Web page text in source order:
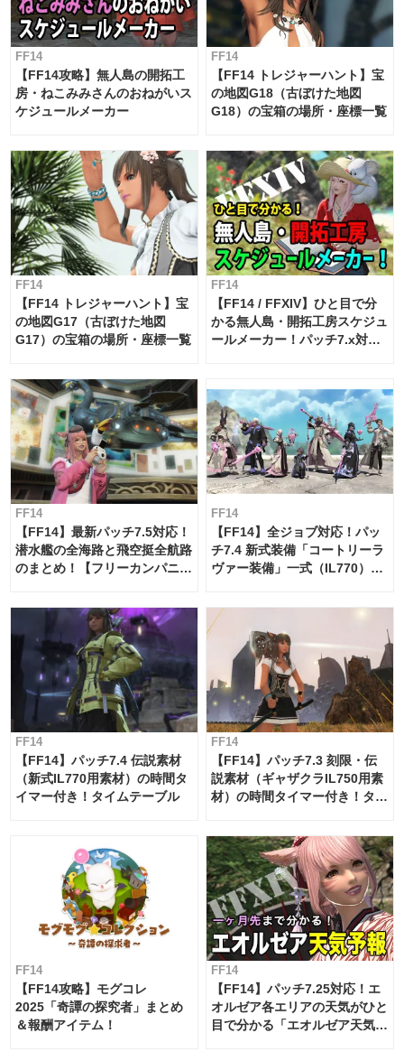
FF14
【FF14攻略】無人島の開拓工
房・ねこみみさんのおねがいス
ケジュールメーカー
FF14
【FF14 トレジャーハント】宝
の地図G18（古ぼけた地図
G18）の宝箱の場所・座標一覧
FF14
【FF14 トレジャーハント】宝
の地図G17（古ぼけた地図
G17）の宝箱の場所・座標一覧
FF14
【FF14 / FFXIV】ひと目で分
かる無人島・開拓工房スケジュ
ールメーカー！パッチ7.x対応
FF14
【FF14】最新パッチ7.5対応！
潜水艦の全海路と飛空挺全航路
のまとめ！【フリーカンパニ
FF14
【FF14】全ジョブ対応！パッ
チ7.4 新式装備「コートリーラ
ヴァー装備」一式（IL770）の
FF14
【FF14】パッチ7.4 伝説素材
（新式IL770用素材）の時間タ
イマー付き！タイムテーブル
FF14
【FF14】パッチ7.3 刻限・伝
説素材（ギャザクラIL750用素
材）の時間タイマー付き！タイ
FF14
【FF14攻略】モグコレ
2025「奇譚の探究者」まとめ
＆報酬アイテム！
FF14
【FF14】パッチ7.25対応！エ
オルゼア各エリアの天気がひと
目で分かる「エオルゼア天気予